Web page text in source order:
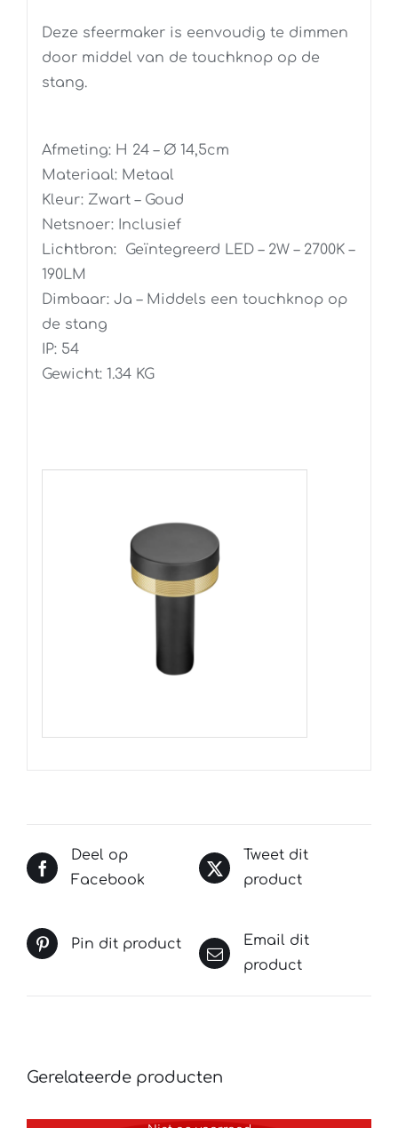
Deze sfeermaker is eenvoudig te dimmen
door middel van de touchknop op de
stang.
Afmeting: H 24 – Ø 14,5cm
Materiaal: Metaal
Kleur: Zwart – Goud
Netsnoer: Inclusief
Lichtbron: Geïntegreerd LED – 2W – 2700K –
190LM
Dimbaar: Ja – Middels een touchknop op
de stang
IP: 54
Gewicht: 1.34 KG
Deel op
Facebook
Tweet dit
product
Pin dit product
Email dit
product
Gerelateerde producten